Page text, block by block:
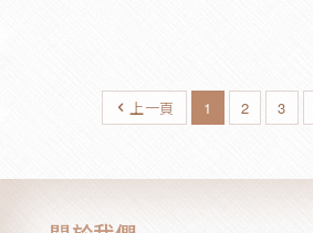
上一頁 1 2 3
車內用品百貨14
洗車清潔工具/打蠟